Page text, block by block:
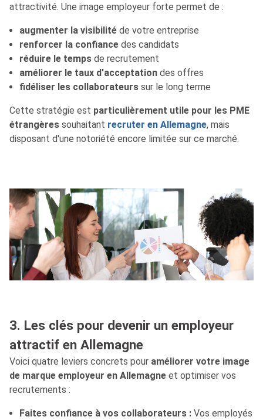
attractivité. Une image employeur forte permet de :
augmenter la visibilité de votre entreprise
renforcer la confiance des candidats
réduire le temps de recrutement
améliorer le taux d'acceptation des offres
fidéliser les collaborateurs sur le long terme
Cette stratégie est particulièrement utile pour les PME
étrangères souhaitant recruter en Allemagne, mais
disposant d'une notoriété encore limitée sur ce marché.
3. Les clés pour devenir un employeur
attractif en Allemagne
Voici quatre leviers concrets pour améliorer votre image
de marque employeur en Allemagne et optimiser vos
recrutements :
Faites confiance à vos collaborateurs : Vos employés